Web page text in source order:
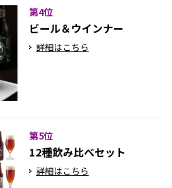
第4位
ビール＆ウインナー
詳細はこちら
第5位
12種飲み比べセット
詳細はこちら